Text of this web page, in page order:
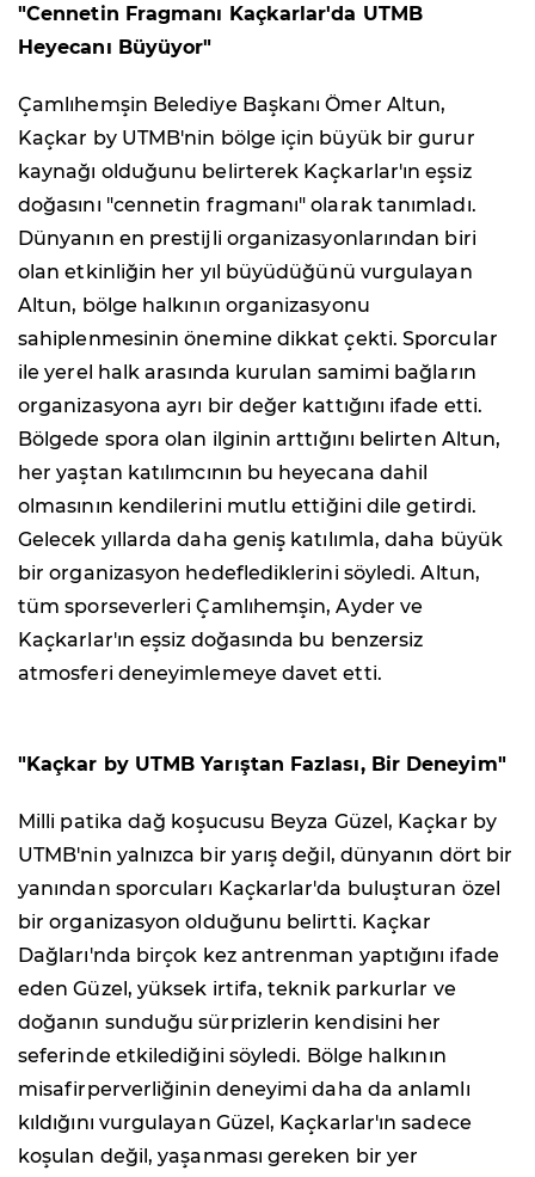
"Cennetin Fragmanı Kaçkarlar'da UTMB
Heyecanı Büyüyor"
Çamlıhemşin Belediye Başkanı Ömer Altun,
Kaçkar by UTMB'nin bölge için büyük bir gurur
kaynağı olduğunu belirterek Kaçkarlar'ın eşsiz
doğasını "cennetin fragmanı" olarak tanımladı.
Dünyanın en prestijli organizasyonlarından biri
olan etkinliğin her yıl büyüdüğünü vurgulayan
Altun, bölge halkının organizasyonu
sahiplenmesinin önemine dikkat çekti. Sporcular
ile yerel halk arasında kurulan samimi bağların
organizasyona ayrı bir değer kattığını ifade etti.
Bölgede spora olan ilginin arttığını belirten Altun,
her yaştan katılımcının bu heyecana dahil
olmasının kendilerini mutlu ettiğini dile getirdi.
Gelecek yıllarda daha geniş katılımla, daha büyük
bir organizasyon hedeflediklerini söyledi. Altun,
tüm sporseverleri Çamlıhemşin, Ayder ve
Kaçkarlar'ın eşsiz doğasında bu benzersiz
atmosferi deneyimlemeye davet etti.
"Kaçkar by UTMB Yarıştan Fazlası, Bir Deneyim"
Milli patika dağ koşucusu Beyza Güzel, Kaçkar by
UTMB'nin yalnızca bir yarış değil, dünyanın dört bir
yanından sporcuları Kaçkarlar'da buluşturan özel
bir organizasyon olduğunu belirtti. Kaçkar
Dağları'nda birçok kez antrenman yaptığını ifade
eden Güzel, yüksek irtifa, teknik parkurlar ve
doğanın sunduğu sürprizlerin kendisini her
seferinde etkilediğini söyledi. Bölge halkının
misafirperverliğinin deneyimi daha da anlamlı
kıldığını vurgulayan Güzel, Kaçkarlar'ın sadece
koşulan değil, yaşanması gereken bir yer